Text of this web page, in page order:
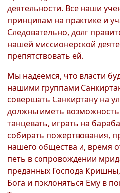
деятельности. Все наши
принципам на практике и
Следовательно, долг
нашей миссионерской
препятствовать ей.
Мы надеемся, что власти
нашими группами
совершать Санкиртану на
должны иметь
танцевать, играть на
собирать пожертвования,
нашего общества и, время
петь в сопровождении
преданных Господа
Бога и поклоняться Ему в